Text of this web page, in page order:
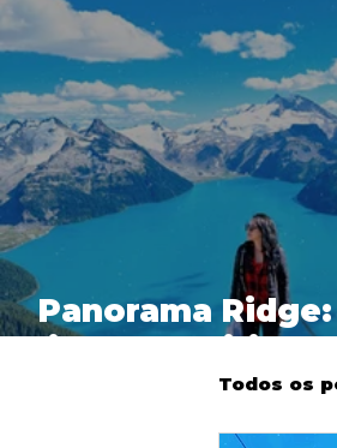
Panorama
linda de British
Todos os